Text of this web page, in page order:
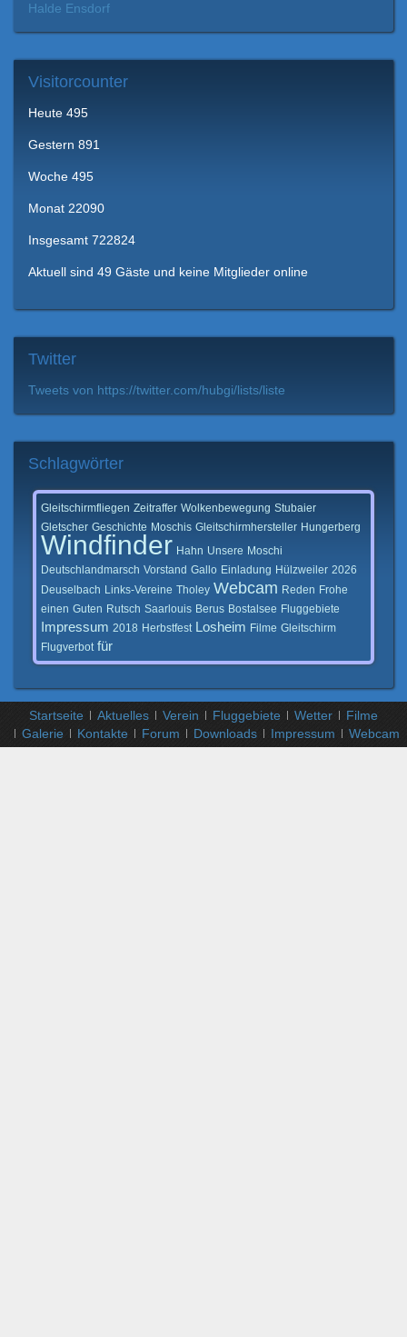
Halde Ensdorf
Visitorcounter
Heute 495
Gestern 891
Woche 495
Monat 22090
Insgesamt 722824
Aktuell sind 49 Gäste und keine Mitglieder online
Twitter
Tweets von https://twitter.com/hubgi/lists/liste
Schlagwörter
Gleitschirmfliegen Zeitraffer Wolkenbewegung Stubaier
Gletscher Geschichte Moschis Gleitschirmhersteller Hungerberg
Windfinder Hahn Unsere Moschi
Deutschlandmarsch Vorstand Gallo Einladung Hülzweiler 2026
Deuselbach Links-Vereine Tholey Webcam Reden Frohe
einen Guten Rutsch Saarlouis Berus Bostalsee Fluggebiete
Impressum 2018 Herbstfest Losheim Filme Gleitschirm
Flugverbot für
Startseite Aktuelles Verein Fluggebiete Wetter
Filme
Galerie
Kontakte Forum Downloads Impressum
Webcam